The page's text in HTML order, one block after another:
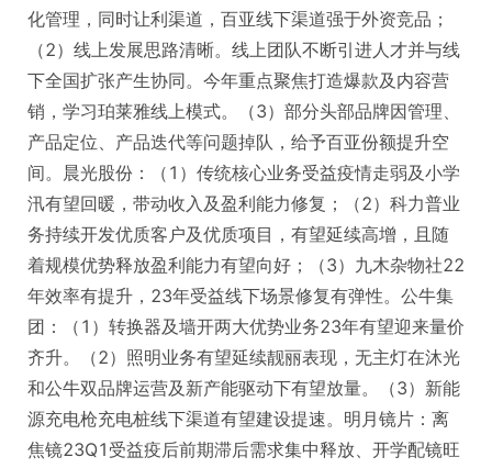
化管理，同时让利渠道，百亚线下渠道强于外资竞品；
（2）线上发展思路清晰。线上团队不断引进人才并与线
下全国扩张产生协同。今年重点聚焦打造爆款及内容营
销，学习珀莱雅线上模式。（3）部分头部品牌因管理、
产品定位、产品迭代等问题掉队，给予百亚份额提升空
间。晨光股份：（1）传统核心业务受益疫情走弱及小学
汛有望回暖，带动收入及盈利能力修复；（2）科力普业
务持续开发优质客户及优质项目，有望延续高增，且随
着规模优势释放盈利能力有望向好；（3）九木杂物社22
年效率有提升，23年受益线下场景修复有弹性。公牛集
团：（1）转换器及墙开两大优势业务23年有望迎来量价
齐升。（2）照明业务有望延续靓丽表现，无主灯在沐光
和公牛双品牌运营及新产能驱动下有望放量。（3）新能
源充电枪充电桩线下渠道有望建设提速。明月镜片：离
焦镜23Q1受益疫后前期滞后需求集中释放、开学配镜旺